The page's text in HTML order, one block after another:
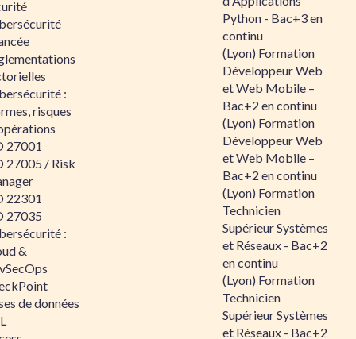
:
risques
27001
27005 / Risk
22301
27035
:
&
de données
Python - Bac+3 en
continu
(Lyon) Formation
Développeur Web
et Web Mobile –
Bac+2 en continu
(Lyon) Formation
Développeur Web
et Web Mobile –
Bac+2 en continu
(Lyon) Formation
Technicien
Supérieur Systèmes
et Réseaux - Bac+2
en continu
(Lyon) Formation
Technicien
Supérieur Systèmes
et Réseaux - Bac+2